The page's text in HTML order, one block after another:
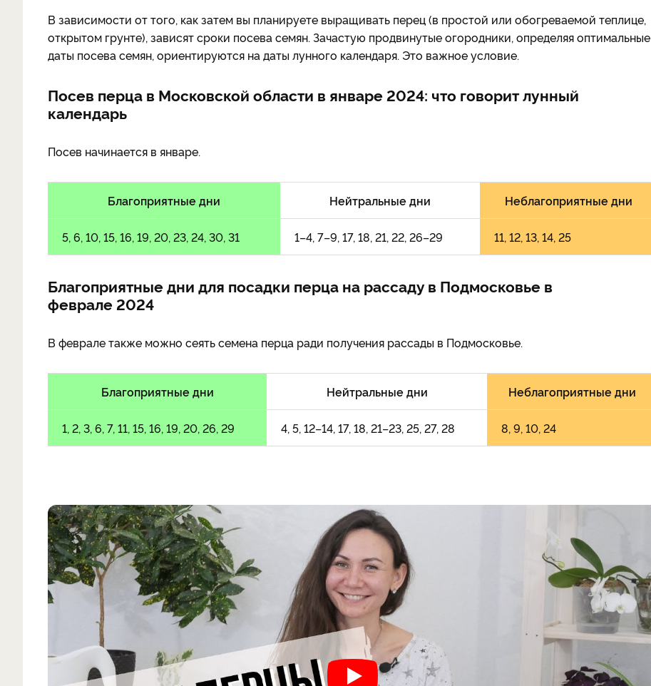
В зависимости от того, как затем вы планируете выращивать перец (в простой или обогреваемой теплице,
открытом грунте), зависят сроки посева семян. Зачастую продвинутые огородники, определяя оптимальные
даты посева семян, ориентируются на даты лунного календаря. Это важное условие.
Посев перца в Московской области в январе 2024: что говорит лунный
календарь
Посев начинается в январе.
Благоприятные дни Нейтральные дни Неблагоприятные дни
5, 6, 10, 15, 16, 19, 20, 23, 24, 30, 31 1–4, 7–9, 17, 18, 21, 22, 26–29 11, 12, 13, 14, 25
Благоприятные дни для посадки перца на рассаду в Подмосковье в
феврале 2024
В феврале также можно сеять семена перца ради получения рассады в Подмосковье.
Благоприятные дни Нейтральные дни Неблагоприятные дни
1, 2, 3, 6, 7, 11, 15, 16, 19, 20, 26, 29 4, 5, 12–14, 17, 18, 21–23, 25, 27, 28 8, 9, 10, 24